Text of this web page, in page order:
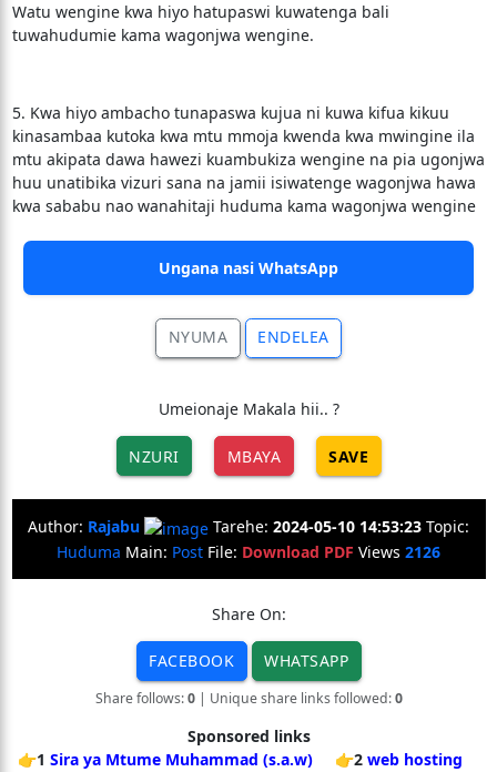
Watu wengine kwa hiyo hatupaswi kuwatenga bali
tuwahudumie kama wagonjwa wengine.
5. Kwa hiyo ambacho tunapaswa kujua ni kuwa kifua kikuu
kinasambaa kutoka kwa mtu mmoja kwenda kwa mwingine ila
mtu akipata dawa hawezi kuambukiza wengine na pia ugonjwa
huu unatibika vizuri sana na jamii isiwatenge wagonjwa hawa
kwa sababu nao wanahitaji huduma kama wagonjwa wengine
Ungana nasi WhatsApp
NYUMA ENDELEA
Umeionaje Makala hii.. ?
NZURI MBAYA SAVE
Author: Rajabu Tarehe: 2024-05-10 14:53:23 Topic:
Huduma Main: Post File: Download PDF Views 2126
Share On:
FACEBOOK WHATSAPP
Share follows:0| Unique share links followed:0
Sponsored links
👉1 Sira ya Mtume Muhammad (s.a.w) 👉2 web hosting